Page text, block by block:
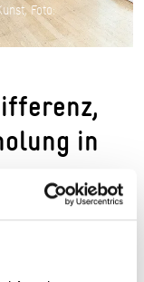
Foto:
in
am Main